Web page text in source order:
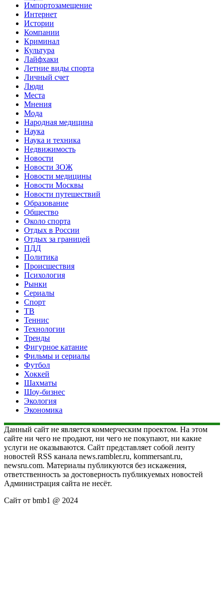
Импортозамещение
Интернет
Истории
Компании
Криминал
Культура
Лайфхаки
Летние виды спорта
Личный счет
Люди
Места
Мнения
Мода
Народная медицина
Наука
Наука и техника
Недвижимость
Новости
Новости ЗОЖ
Новости медицины
Новости Москвы
Новости путешествий
Образование
Общество
Около спорта
Отдых в России
Отдых за границей
ПДД
Политика
Происшествия
Психология
Рынки
Сериалы
Спорт
ТВ
Теннис
Технологии
Тренды
Фигурное катание
Фильмы и сериалы
Футбол
Хоккей
Шахматы
Шоу-бизнес
Экология
Экономика
Данный сайт не является коммерческим проектом. На этом
сайте ни чего не продают, ни чего не покупают, ни какие
услуги не оказываются. Сайт представляет собой ленту
новостей RSS канала news.rambler.ru, kommersant.ru,
newsru.com. Материалы публикуются без искажения,
ответственность за достоверность публикуемых новостей
Администрация сайта не несёт.
Сайт от bmb1 @ 2024